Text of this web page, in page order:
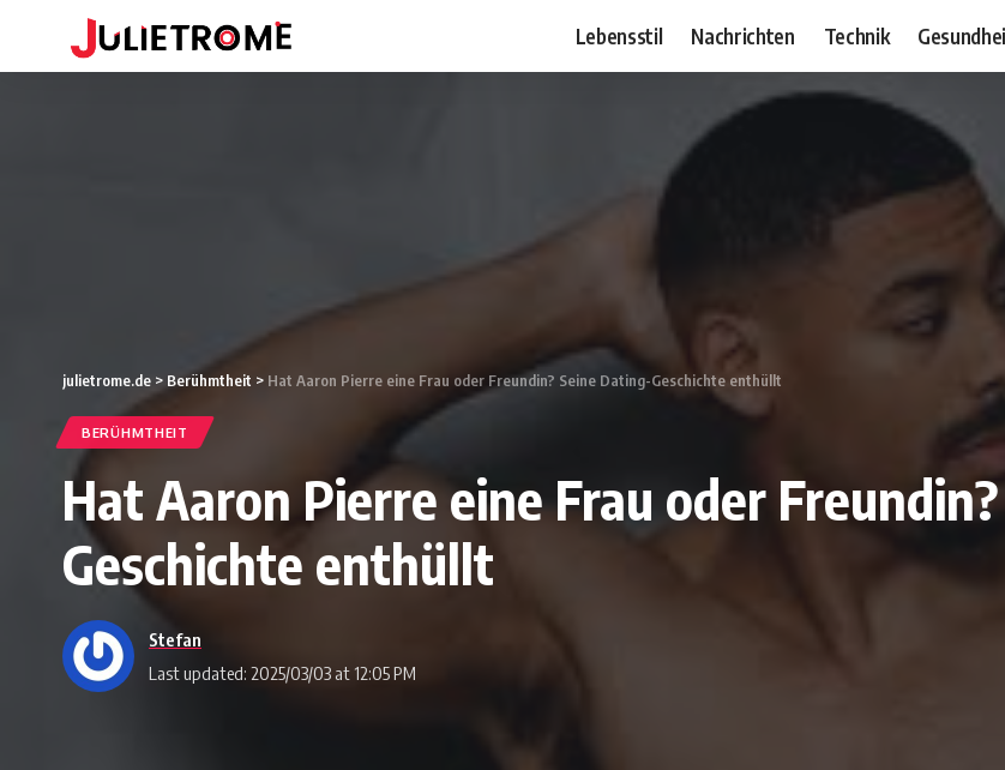
Lebensstil Nachrichten Technik
julietrome.de > Berühmtheit > Hat Aaron Pierre eine Frau oder Freundin? Seine Dating-Geschichte enthüllt
BERÜHMTHEIT
Hat Aaron Pierre eine Frau oder
Geschichte enthüllt
Last updated: 2025/03/03 at 12:05 PM
Stefan